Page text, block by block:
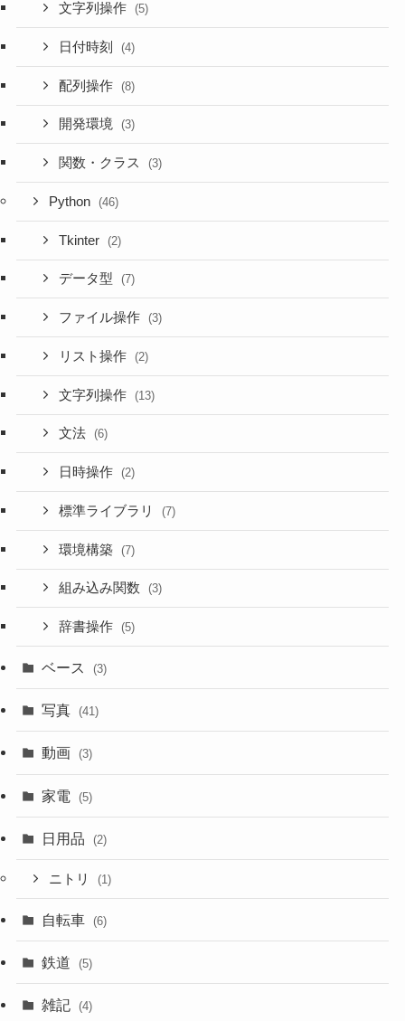
文字列操作 (5)
日付時刻 (4)
配列操作 (8)
開発環境 (3)
関数・クラス (3)
Python (46)
Tkinter (2)
データ型 (7)
ファイル操作 (3)
リスト操作 (2)
文字列操作 (13)
文法 (6)
日時操作 (2)
標準ライブラリ (7)
環境構築 (7)
組み込み関数 (3)
辞書操作 (5)
ベース (3)
写真 (41)
動画 (3)
家電 (5)
日用品 (2)
ニトリ (1)
自転車 (6)
鉄道 (5)
雑記 (4)